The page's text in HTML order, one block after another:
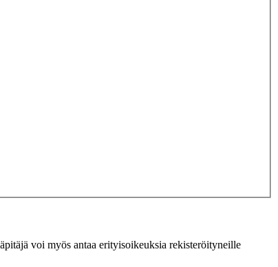
voi myös antaa erityisoikeuksia rekisteröityneille